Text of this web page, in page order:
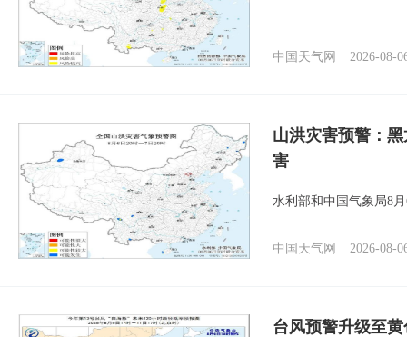
中国天气网 2026-08-
山洪灾害预警：
害
水利部和中国气象局8
中国天气网 2026-08-
台风预警升级至